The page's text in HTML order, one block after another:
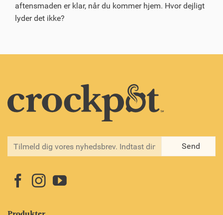
aftensmaden er klar, når du kommer hjem. Hvor dejligt
lyder det ikke?